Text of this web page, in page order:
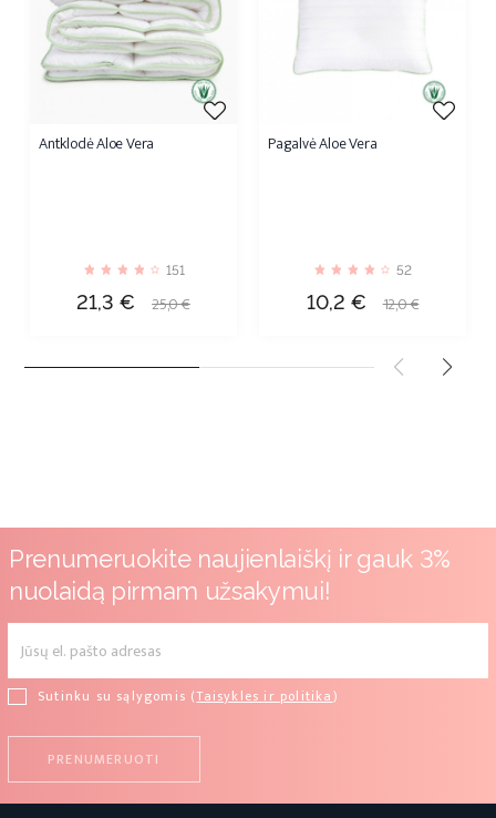
Antklodė Aloe Vera
151
Kaina
21,3 €
Bazinė
25,0 €
Pagalvė Aloe Vera
52
Kaina
10,2 €
Bazinė
12,0 €
Prenumeruokite naujienlaiškį ir gauk 3%
nuolaidą pirmam užsakymui!
Sutinku su sąlygomis (Taisykles ir politika)